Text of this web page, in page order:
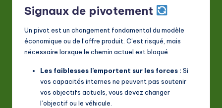
Signaux de pivotement
Un pivot est un changement fondamental du modèle
économique ou de l’offre produit. C’est risqué, mais
nécessaire lorsque le chemin actuel est bloqué.
Les faiblesses l’emportent sur les forces : Si
vos capacités internes ne peuvent pas soutenir
vos objectifs actuels, vous devez changer
l’objectif ou le véhicule.